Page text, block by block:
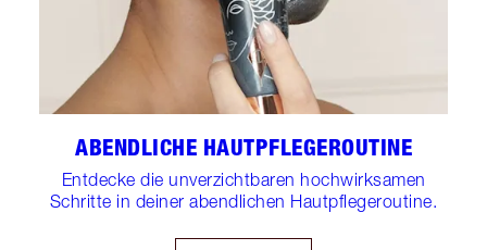
ABENDLICHE HAUTPFLEGEROUTINE
Entdecke die unverzichtbaren hochwirksamen
Schritte in deiner abendlichen Hautpflegeroutine.